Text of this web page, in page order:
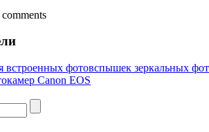
Canon EOS